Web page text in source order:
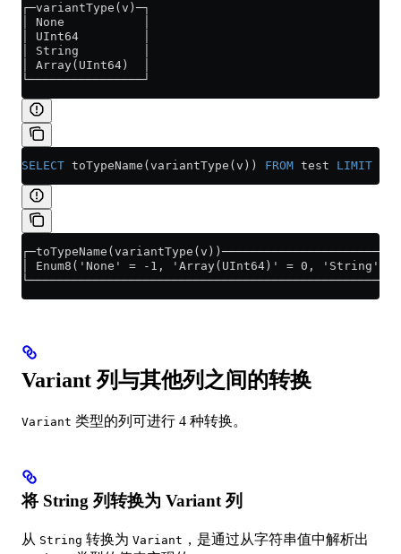
┌─variantType(v)─┐
│ None           │
│ UInt64         │
│ String         │
│ Array(UInt64)  │
└────────────────┘
SELECT toTypeName(variantType(v)) FROM test LIMIT
│ Enum8('None' = -1, 'Array(UInt64)' = 0, 'String'
Variant 列与其他列之间的转换
Variant 类型的列可进行 4 种转换。
将 String 列转换为 Variant 列
从 String 转换为 Variant ，是通过从字符串值中解析出